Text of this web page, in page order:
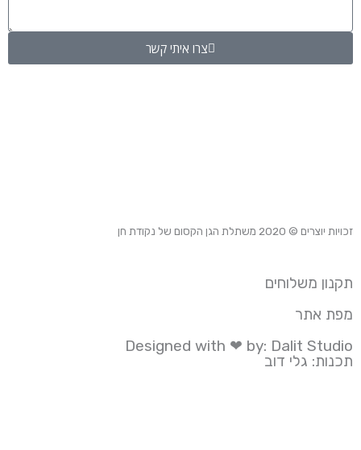
צרו איתי קשר
זכויות יוצרים © 2020 משתלת הגן הקסום של נקודת חן
תקנון משלוחים
מפת אתר
Designed with ❤ by: Dalit Studio
תכנות: גלי דוב